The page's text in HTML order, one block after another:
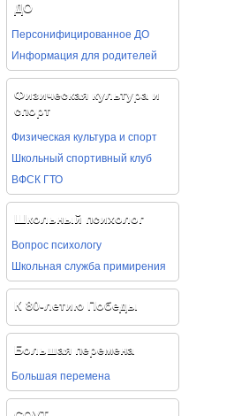
ДО
Персонифицированное ДО
Информация для родителей
Физическая культура и
спорт
Физическая культура и спорт
Школьный спортивный клуб
ВФСК ГТО
Школьный психолог
Вопрос психологу
Школьная служба примирения
К 80-летию Победы
Большая перемена
Большая перемена